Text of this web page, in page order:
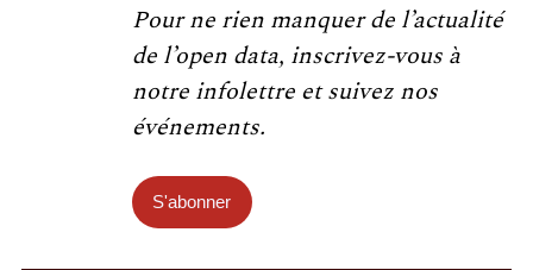
Pour ne rien manquer de l’actualité
de l’open data, inscrivez-vous à
notre infolettre et suivez nos
événements.
S'abonner